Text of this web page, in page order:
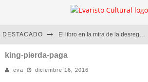
DESTACADO El libro en la mira de la desregulación
Marcelo Rubio | El llovedor
Diego Meret | Hotel Acapulco
king-pierda-paga
eva diciembre 16, 2016